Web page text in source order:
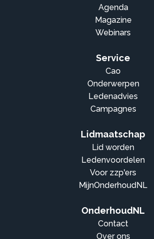
Agenda
Magazine
Webinars
Service
Cao
Onderwerpen
Ledenadvies
Campagnes
Lidmaatschap
Lid worden
Ledenvoordelen
Voor zzp'ers
MijnOnderhoudNL
OnderhoudNL
Contact
Over ons